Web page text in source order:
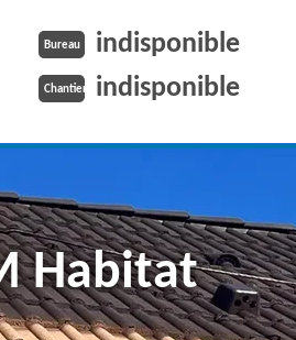
Bureau indisponible
Chantier indisponible
Habitat